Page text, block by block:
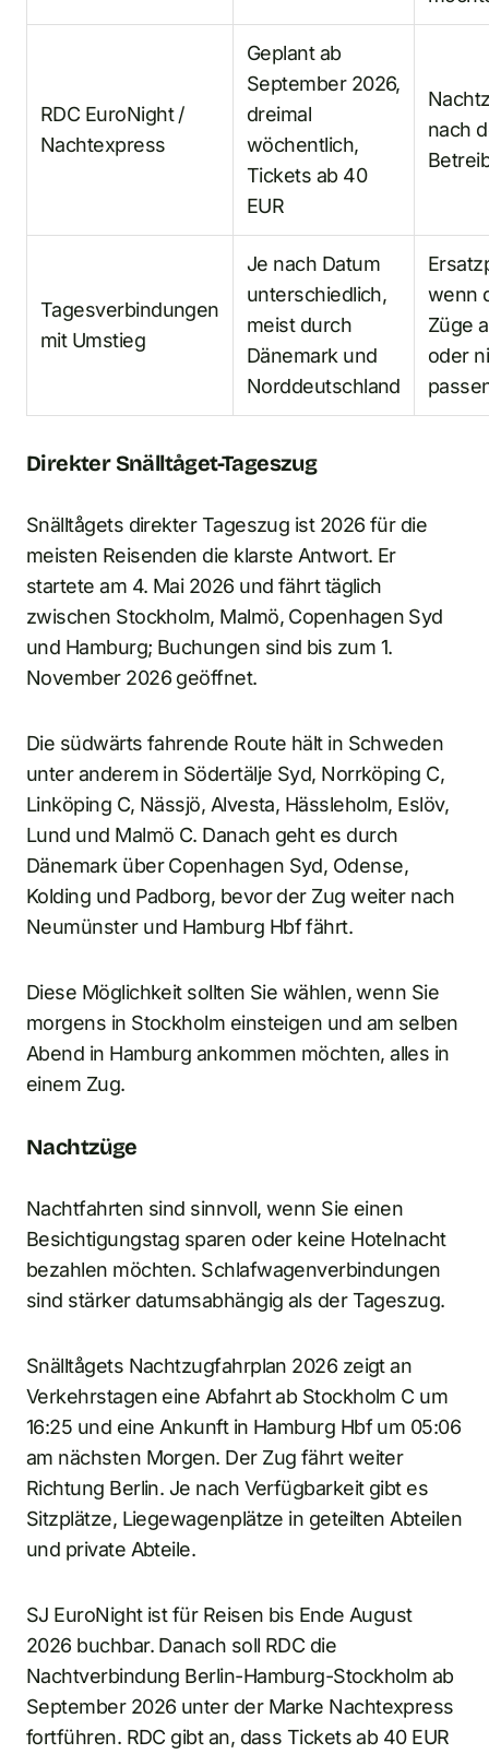
RDC EuroNight /
Nachtexpress
Geplant ab
September 2026,
dreimal
wöchentlich,
Tickets ab 40
EUR
nach
Tagesverbindungen
mit Umstieg
Je nach Datum
unterschiedlich,
meist durch
Dänemark und
Norddeutschland
wenn
Züge
oder
Direkter Snälltåget-Tageszug
Snälltågets direkter Tageszug ist 2026 für die
meisten Reisenden die klarste Antwort. Er
startete am 4. Mai 2026 und fährt täglich
zwischen Stockholm, Malmö, Copenhagen Syd
und Hamburg; Buchungen sind bis zum 1.
November 2026 geöffnet.
Die südwärts fahrende Route hält in Schweden
unter anderem in Södertälje Syd, Norrköping C,
Linköping C, Nässjö, Alvesta, Hässleholm, Eslöv,
Lund und Malmö C. Danach geht es durch
Dänemark über Copenhagen Syd, Odense,
Kolding und Padborg, bevor der Zug weiter nach
Neumünster und Hamburg Hbf fährt.
Diese Möglichkeit sollten Sie wählen, wenn Sie
morgens in Stockholm einsteigen und am selben
Abend in Hamburg ankommen möchten, alles in
einem Zug.
Nachtzüge
Nachtfahrten sind sinnvoll, wenn Sie einen
Besichtigungstag sparen oder keine Hotelnacht
bezahlen möchten. Schlafwagenverbindungen
sind stärker datumsabhängig als der Tageszug.
Snälltågets Nachtzugfahrplan 2026 zeigt an
Verkehrstagen eine Abfahrt ab Stockholm C um
16:25 und eine Ankunft in Hamburg Hbf um 05:06
am nächsten Morgen. Der Zug fährt weiter
Richtung Berlin. Je nach Verfügbarkeit gibt es
Sitzplätze, Liegewagenplätze in geteilten Abteilen
und private Abteile.
SJ EuroNight ist für Reisen bis Ende August
2026 buchbar. Danach soll RDC die
Nachtverbindung Berlin-Hamburg-Stockholm ab
September 2026 unter der Marke Nachtexpress
fortführen. RDC gibt an, dass Tickets ab 40 EUR